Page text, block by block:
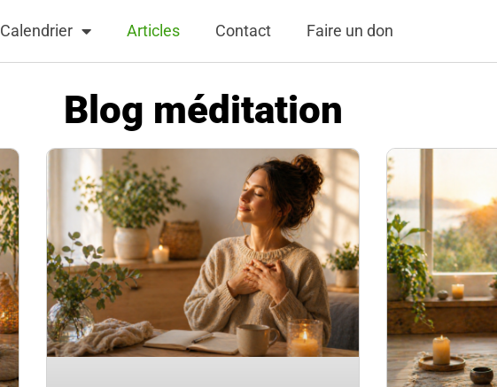
Calendrier Articles Contact Faire un don
Blog méditation